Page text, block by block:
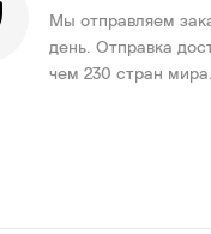
Мы отправляем
день. Отправка
чем 230 стран мира.